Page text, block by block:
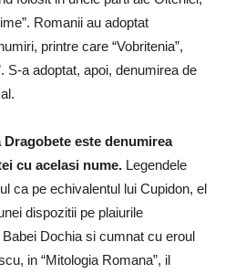
Romanii au adoptat
printre care “Vobritenia”,
S-a adoptat, apoi, denumirea de
este denumirea
cu acelasi nume. Legendele
ca pe echivalentul lui Cupidon, el
dispozitii pe plaiurile
Babei Dochia si cumnat cu eroul
in “Mitologia Romana”, il